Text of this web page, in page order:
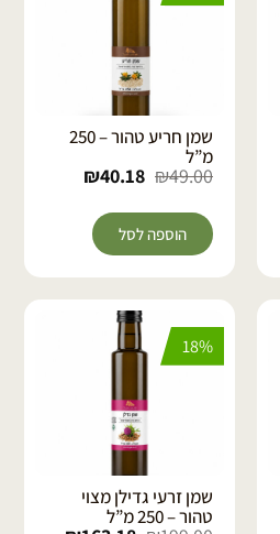
שמן חריע טהור – 250
מ”ל
₪49.00
₪40.18
הוספה לסל
18%
שמן זרעי גדילן מצוי
טהור – 250 מ”ל